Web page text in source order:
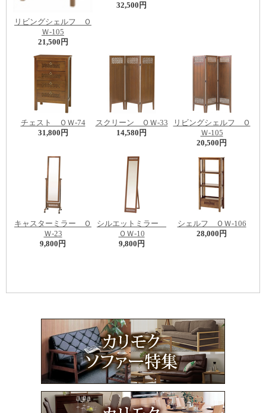
リビングシェルフ Ｏ
Ｗ-105
21,500円
32,500円
チェスト ＯＷ-74
31,800円
スクリーン ＯＷ-33
14,580円
リビングシェルフ Ｏ
Ｗ-105
20,500円
キャスターミラー Ｏ
Ｗ-23
9,800円
シルエットミラー
ＯＷ-10
9,800円
シェルフ ＯＷ-106
28,000円